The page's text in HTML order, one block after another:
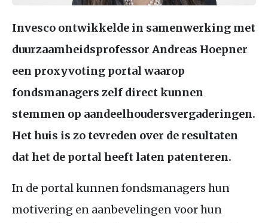
Invesco ontwikkelde in samenwerking met
duurzaamheidsprofessor Andreas Hoepner
een proxyvoting portal waarop
fondsmanagers zelf direct kunnen
stemmen op aandeelhoudersvergaderingen.
Het huis is zo tevreden over de resultaten
dat het de portal heeft laten patenteren.
In de portal kunnen fondsmanagers hun
motivering en aanbevelingen voor hun